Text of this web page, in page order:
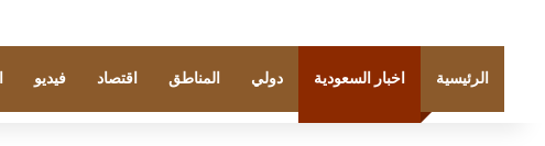
الرئيسية اخبار السعودية دولي المناطق اقتصاد فيديو